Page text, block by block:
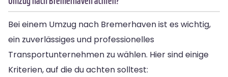
Bei einem Umzug nach Bremerhaven ist es wichtig,
ein zuverlässiges und professionelles
Transportunternehmen zu wählen. Hier sind einige
Kriterien, auf die du achten solltest: